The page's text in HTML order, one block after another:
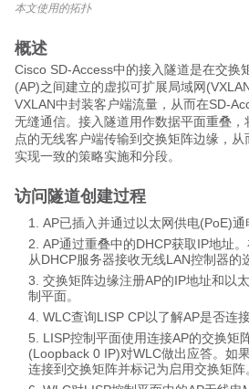
本文使用的拓扑
概述
Cisco SD-Access中的接入隧道是在交换
(AP)之间建立的虚拟可扩展局域网
VXLAN中封装客户端流量，从而在SD-
无缝通信。接入隧道用作数据平面重叠，
点的无线客户端传输到交换矩阵边缘，从
实现一致的策略实施和分段。
访问隧道创建过程
AP已插入并通过以太网供电(PoE)通
AP通过重叠中的DHCP获取IP地址
从DHCP服务器接收无线LAN控制器的
交换矩阵边缘注册AP的IP地址和以
制平面。
WLC查询LISP CP以了解AP是否连
LISP控制平面使用连接AP的交换矩
(Loopback 0 IP)对WLC做出应答。如
连接到交换矩阵并标记为启用交换矩阵